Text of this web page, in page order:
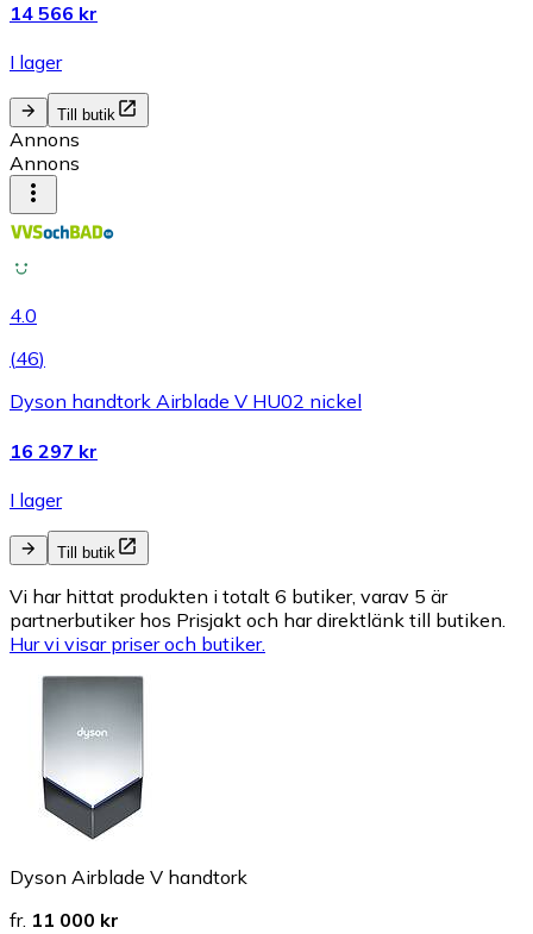
14 566 kr
I lager
Till butik
Annons
Annons
4.0
(46)
Dyson handtork Airblade V HU02 nickel
16 297 kr
I lager
Till butik
Vi har hittat produkten i totalt 6 butiker, varav 5 är
partnerbutiker hos Prisjakt och har direktlänk till butiken.
Hur vi visar priser och butiker.
Dyson Airblade V handtork
fr. 11 000 kr